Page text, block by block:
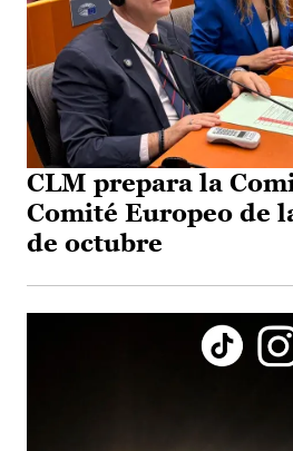
CLM prepara la
Comité Europeo de
de octubre